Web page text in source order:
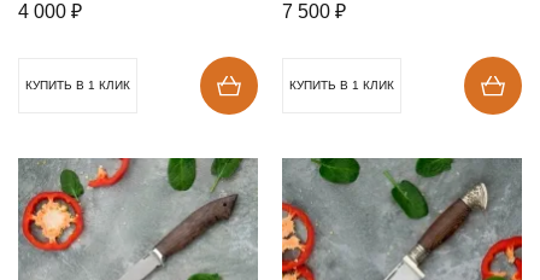
4 000 ₽
КУПИТЬ В 1 КЛИК
7 500 ₽
КУПИТЬ В 1 КЛИК